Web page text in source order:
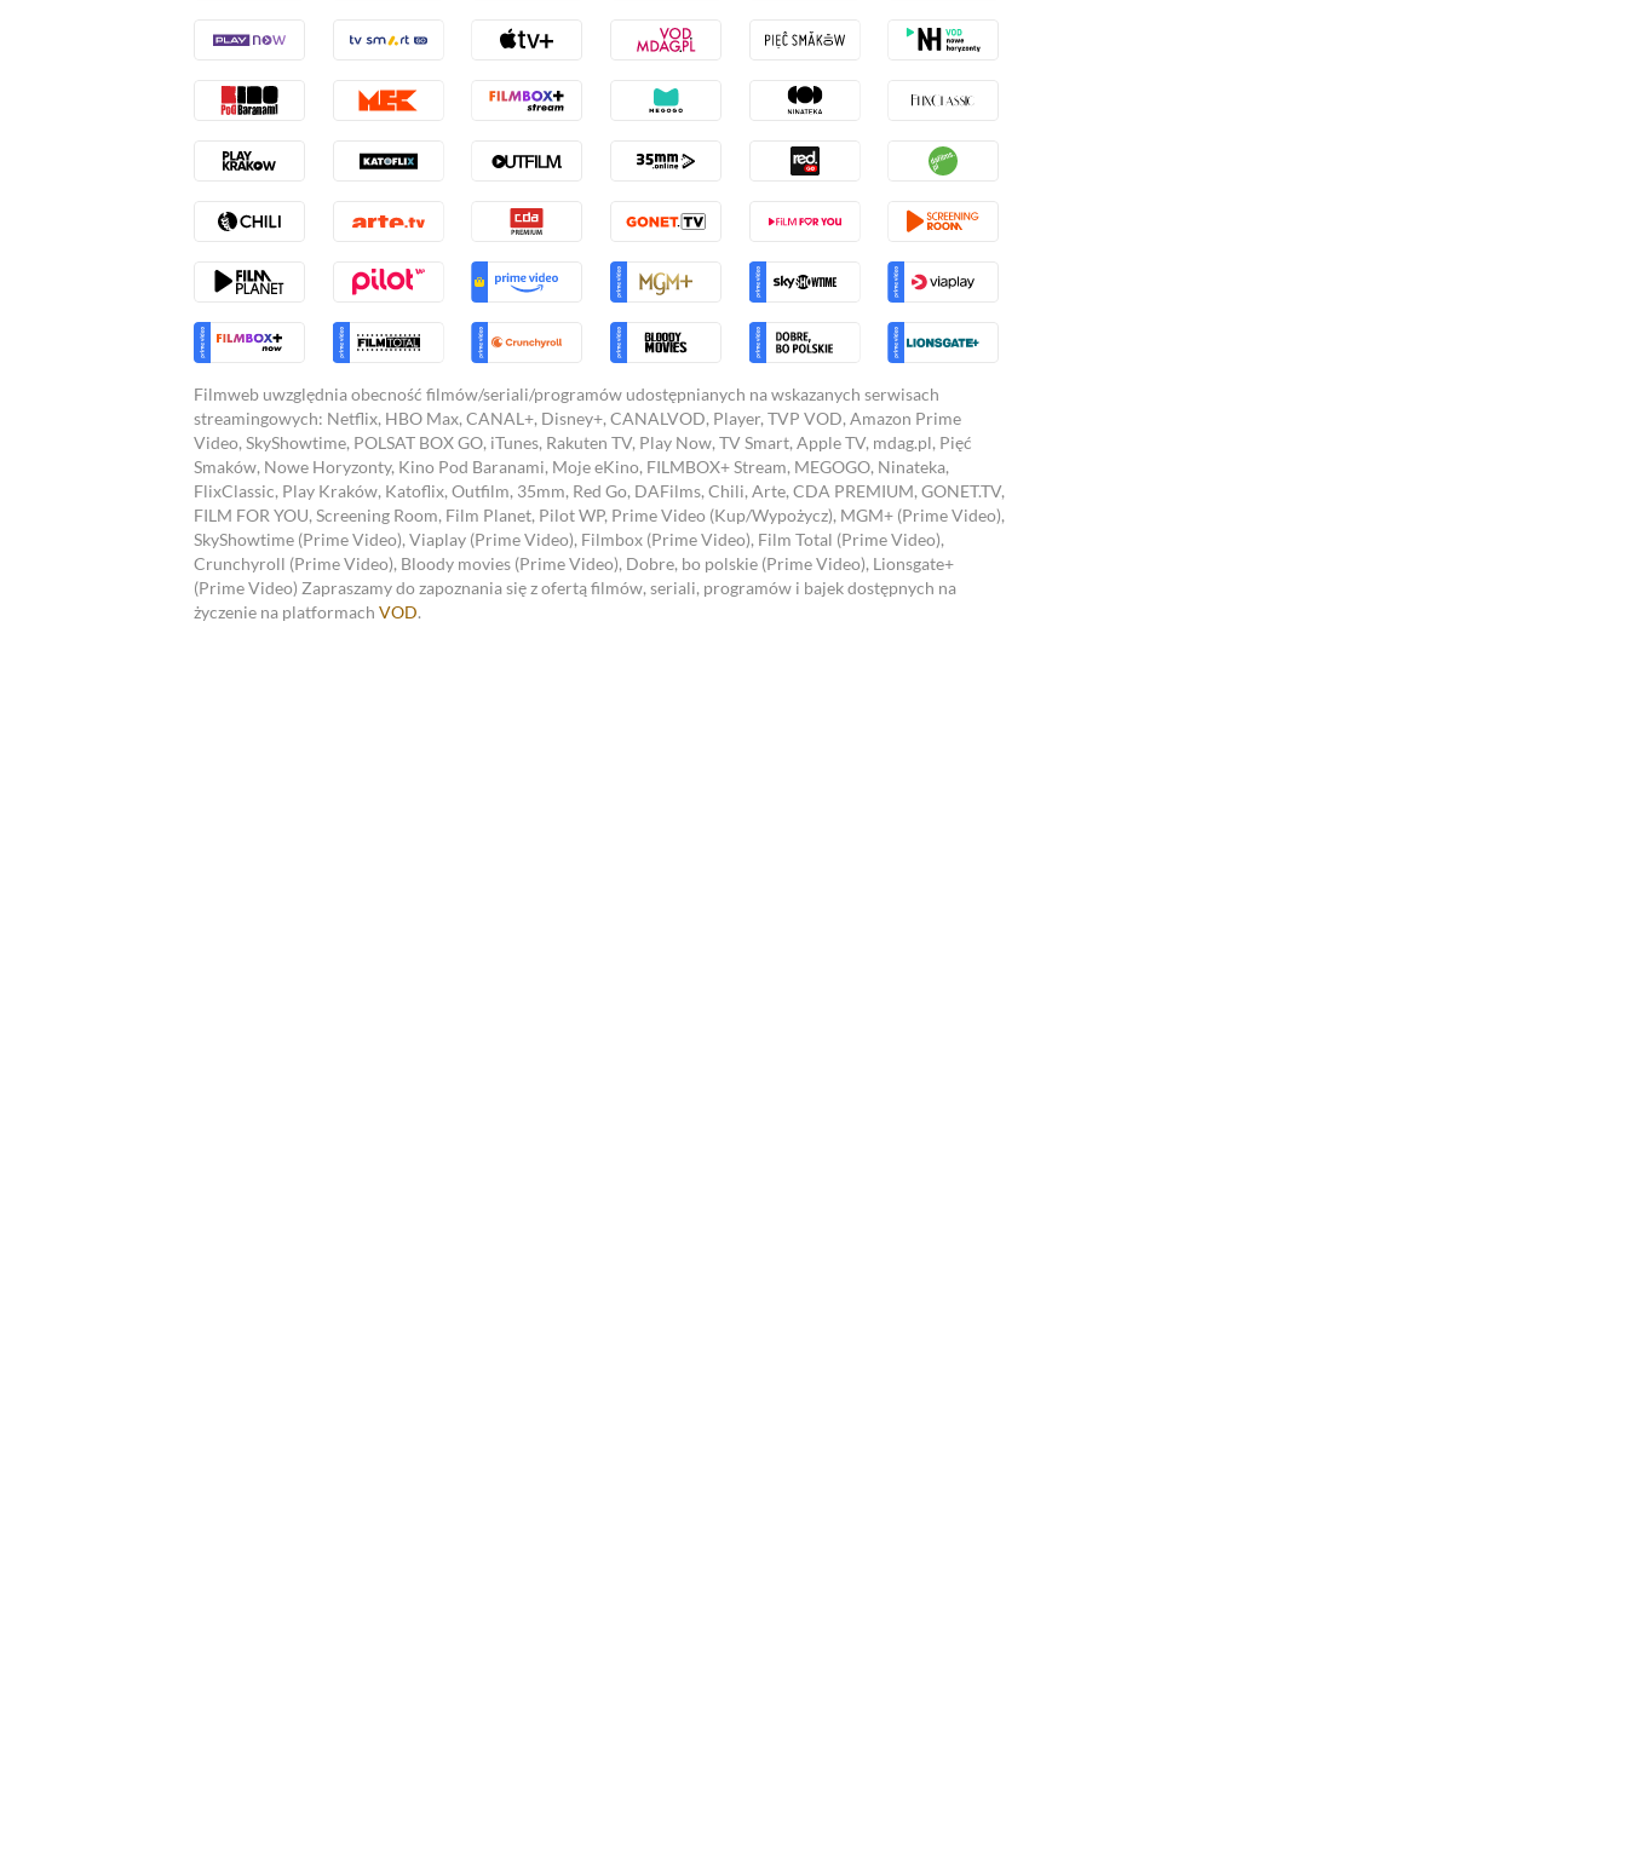
Filmweb uwzględnia obecność filmów/seriali/programów udostępnianych na wskazanych serwisach
streamingowych: Netflix, HBO Max, CANAL+, Disney+, CANALVOD, Player, TVP VOD, Amazon Prime
Video, SkyShowtime, POLSAT BOX GO, iTunes, Rakuten TV, Play Now, TV Smart, Apple TV, mdag.pl, Pięć
Smaków, Nowe Horyzonty, Kino Pod Baranami, Moje eKino, FILMBOX+ Stream, MEGOGO, Ninateka,
FlixClassic, Play Kraków, Katoflix, Outfilm, 35mm, Red Go, DAFilms, Chili, Arte, CDA PREMIUM, GONET.TV,
FILM FOR YOU, Screening Room, Film Planet, Pilot WP, Prime Video (Kup/Wypożycz), MGM+ (Prime Video),
SkyShowtime (Prime Video), Viaplay (Prime Video), Filmbox (Prime Video), Film Total (Prime Video),
Crunchyroll (Prime Video), Bloody movies (Prime Video), Dobre, bo polskie (Prime Video), Lionsgate+
(Prime Video) Zapraszamy do zapoznania się z ofertą filmów, seriali, programów i bajek dostępnych na
życzenie na platformach VOD.